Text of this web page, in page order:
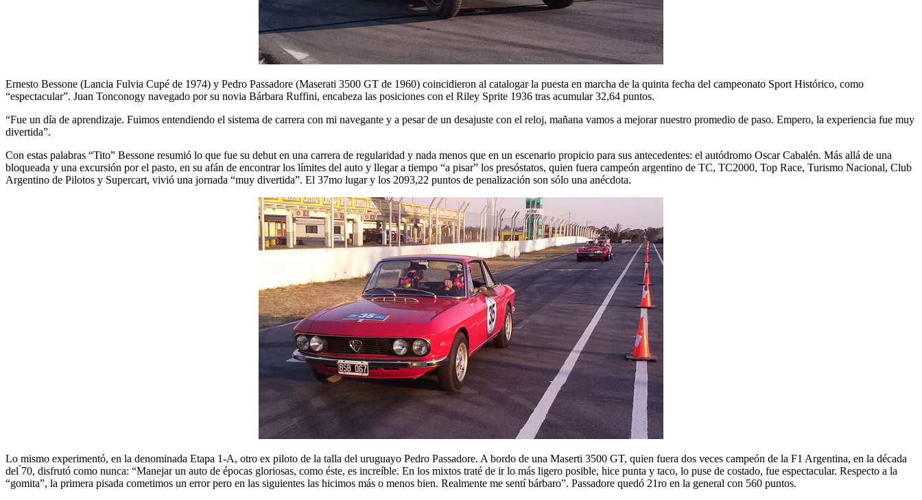
Ernesto Bessone (Lancia Fulvia Cupé de 1974) y Pedro Passadore (Maserati 3500 GT de 1960) coincidieron al catalogar la puesta en marcha de la quinta fecha del campeonato Sport Histórico, como
“espectacular”. Juan Tonconogy navegado por su novia Bárbara Ruffini, encabeza las posiciones con el Riley Sprite 1936 tras acumular 32,64 puntos.
“Fue un día de aprendizaje. Fuimos entendiendo el sistema de carrera con mi navegante y a pesar de un desajuste con el reloj, mañana vamos a mejorar nuestro promedio de paso. Empero, la experiencia fue muy
divertida”.
Con estas palabras “Tito” Bessone resumió lo que fue su debut en una carrera de regularidad y nada menos que en un escenario propicio para sus antecedentes: el autódromo Oscar Cabalén. Más allá de una
bloqueada y una excursión por el pasto, en su afán de encontrar los límites del auto y llegar a tiempo “a pisar” los presóstatos, quien fuera campeón argentino de TC, TC2000, Top Race, Turismo Nacional, Club
Argentino de Pilotos y Supercart, vivió una jornada “muy divertida”. El 37mo lugar y los 2093,22 puntos de penalización son sólo una anécdota.
Lo mismo experimentó, en la denominada Etapa 1-A, otro ex piloto de la talla del uruguayo Pedro Passadore. A bordo de una Maserti 3500 GT, quien fuera dos veces campeón de la F1 Argentina, en la década
del ́70, disfrutó como nunca: “Manejar un auto de épocas gloriosas, como éste, es increíble. En los mixtos traté de ir lo más ligero posible, hice punta y taco, lo puse de costado, fue espectacular. Respecto a la
“gomita”, la primera pisada cometimos un error pero en las siguientes las hicimos más o menos bien. Realmente me sentí bárbaro”. Passadore quedó 21ro en la general con 560 puntos.